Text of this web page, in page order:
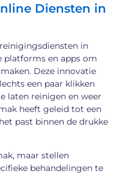
Diensten in
in
platforms en apps om
Deze innovatie
een paar klikken
laten reinigen en weer
heeft geleid tot een
past binnen de drukke
maar stellen
behandelingen te